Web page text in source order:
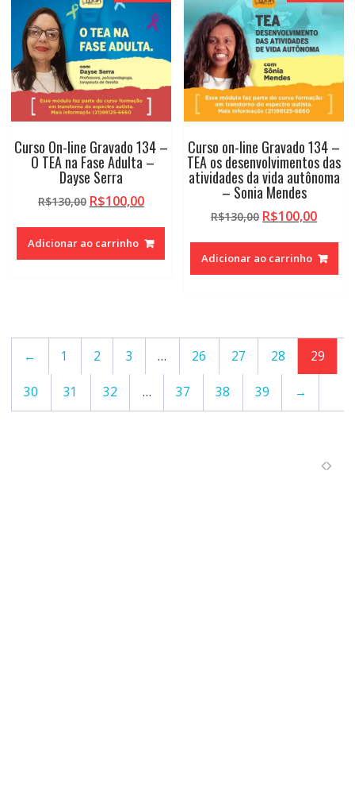
Curso On-line Gravado 134 –
O TEA na Fase Adulta –
Dayse Serra
R$130,00 O
original
era:
R$100,00O
atual
é:
Adicionar ao carrinho
Curso on-line Gravado 134 –
TEA os desenvolvimentos das
atividades da vida autônoma
– Sonia Mendes
R$130,00 O
original
era:
R$100,00O
atual
é:
Adicionar ao carrinho
← 1 2 3 … 26 27 28 29
30 31 32 … 37 38 39 →